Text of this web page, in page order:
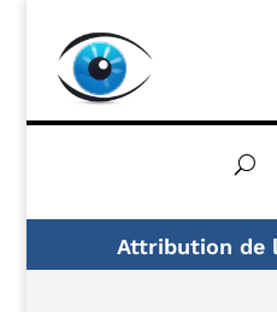
Attribution de la